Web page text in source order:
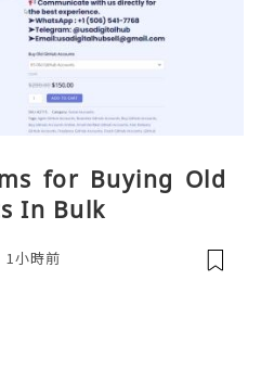
for Buying Old
In Bulk
1小時前